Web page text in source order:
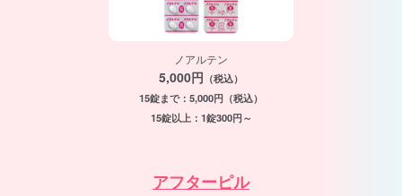
ノアルテン
5,000円 （税込）
15錠まで：5,000円（税込）
15錠以上：1錠300円～
アフターピル